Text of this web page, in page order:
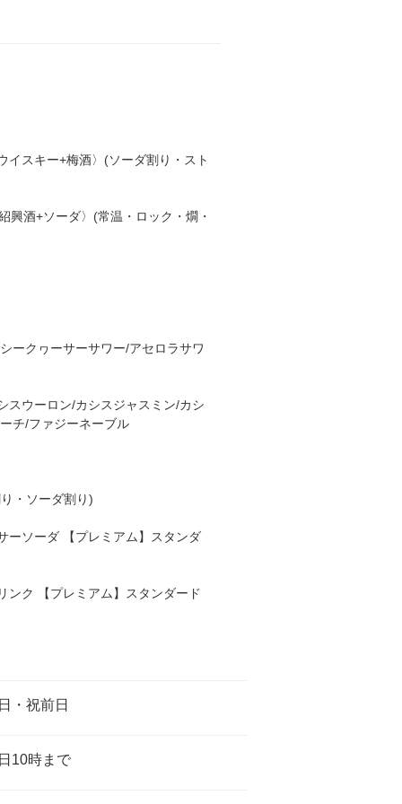
スキー+梅酒〉(ソーダ割り・スト
酒+ソーダ〉(常温・ロック・燗・
ークヮーサーサワー/アセロラサワ
スウーロン/カシスジャスミン/カシ
チ/ファジーネーブル
・ソーダ割り)
ーソーダ 【プレミアム】スタンダ
ク 【プレミアム】スタンダード
・祝前日
10時まで